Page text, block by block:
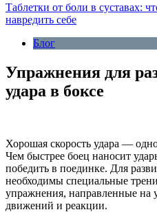
Таблетки от боли в суставах:
навредить себе
Блог
Упражнения для
удара в боксе
Хорошая скорость удара —
Чем быстрее боец наносит
победить в поединке. Для
необходимы специальные
упражнения, направленные на
движений и реакции.